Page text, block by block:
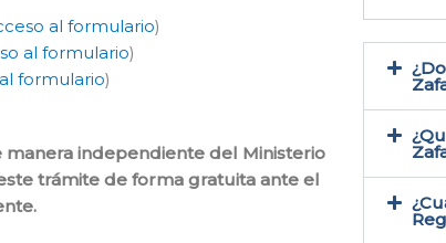
al formulario)
al formulario)
formulario)
independiente del Ministerio
trámite de forma gratuita ante el